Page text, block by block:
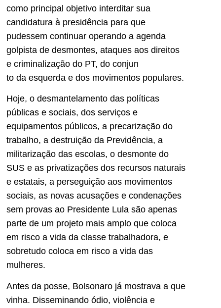
como principal objetivo interdi­tar sua
candidatura à presidência para que
pudessem continuar operando a agenda
golpista de desmontes, ataques aos direitos
e criminalização do PT, do conjun
to da esquerda e dos movimentos populares.
Hoje, o desmantelamento das políticas
públicas e sociais, dos serviços e
equipamentos públi­cos, a precarização do
trabalho, a destruição da Previdência, a
militarização das escolas, o des­monte do
SUS e as privatizações dos recursos naturais
e estatais, a perseguição aos movimentos
so­ciais, as novas acusações e conde­nações
sem provas ao Presidente Lula são apenas
parte de um pro­jeto mais amplo que coloca
em risco a vida da classe trabalhado­ra, e
sobretudo coloca em risco a vida das
mulheres.
Antes da posse, Bolsonaro já mostrava a que
vinha. Dissemi­nando ódio, violência e